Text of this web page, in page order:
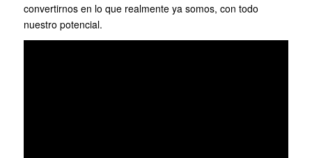
convertirnos en lo que realmente ya somos, con todo
nuestro potencial.